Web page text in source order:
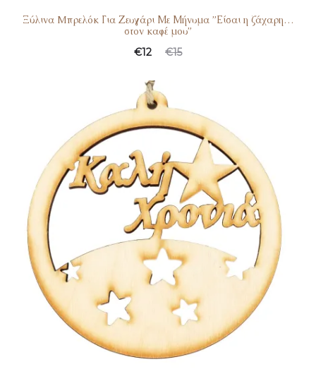
Ξύλινα Mπρελόκ Για Ζευγάρι Με Μήνυμα ”Είσαι η ζάχαρη…
στον καφέ μου”
€15
€12